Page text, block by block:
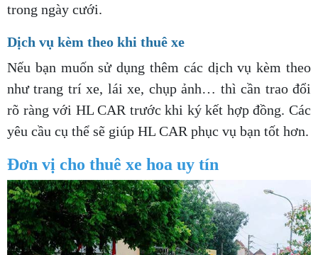
trong ngày cưới.
Dịch vụ kèm theo khi thuê xe
Nếu bạn muốn sử dụng thêm các dịch vụ kèm theo
như trang trí xe, lái xe, chụp ảnh… thì cần trao đổi
rõ ràng với HL CAR trước khi ký kết hợp đồng. Các
yêu cầu cụ thể sẽ giúp HL CAR phục vụ bạn tốt hơn.
Đơn vị cho thuê xe hoa uy tín